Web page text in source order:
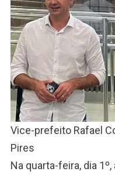
Vice-prefeito Rafael
Pires
Na quarta-feira, dia